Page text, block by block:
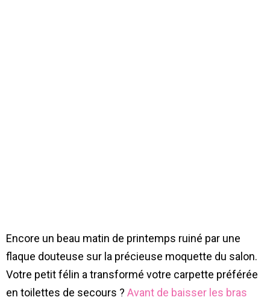
Encore un beau matin de printemps ruiné par une
flaque douteuse sur la précieuse moquette du salon.
Votre petit félin a transformé votre carpette préférée
en toilettes de secours ? Avant de baisser les bras